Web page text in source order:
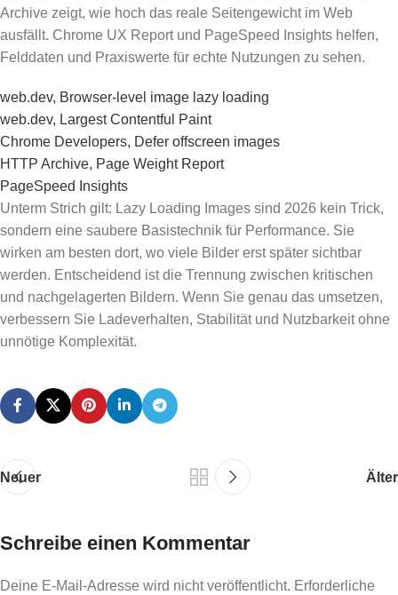
Archive zeigt, wie hoch das reale Seitengewicht im Web
ausfällt. Chrome UX Report und PageSpeed Insights helfen,
Felddaten und Praxiswerte für echte Nutzungen zu sehen.
web.dev, Browser-level image lazy loading
web.dev, Largest Contentful Paint
Chrome Developers, Defer offscreen images
HTTP Archive, Page Weight Report
PageSpeed Insights
Unterm Strich gilt: Lazy Loading Images sind 2026 kein Trick,
sondern eine saubere Basistechnik für Performance. Sie
wirken am besten dort, wo viele Bilder erst später sichtbar
werden. Entscheidend ist die Trennung zwischen kritischen
und nachgelagerten Bildern. Wenn Sie genau das umsetzen,
verbessern Sie Ladeverhalten, Stabilität und Nutzbarkeit ohne
unnötige Komplexität.
Neuer Älter
Schreibe einen Kommentar
Deine E-Mail-Adresse wird nicht veröffentlicht. Erforderliche